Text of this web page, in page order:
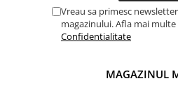
Vreau sa primesc
magazinului. Afla mai multe
Confidentialitate
MAGAZINUL